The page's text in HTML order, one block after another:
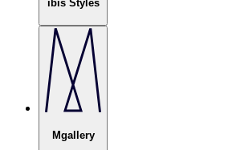
ibis Styles
Mgallery